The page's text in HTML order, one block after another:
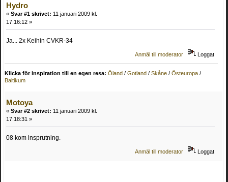
Hydro
« Svar #1 skrivet: 11 januari 2009 kl.
17:16:12 »
Ja... 2x Keihin CVKR-34
Anmäl till moderator Loggat
Klicka för inspiration till en egen resa: Öland / Gotland / Skåne / Östeuropa /
Baltikum
Motoya
« Svar #2 skrivet: 11 januari 2009 kl.
17:18:31 »
08 kom insprutning.
Anmäl till moderator Loggat